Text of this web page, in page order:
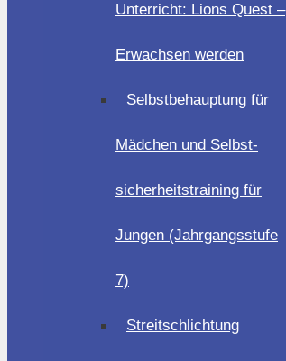
Unterricht: Lions Quest –
Erwachsen werden
Selbstbehauptung für
Mädchen und Selbst-
sicherheitstraining für
Jungen (Jahrgangsstufe
7)
Streitschlichtung